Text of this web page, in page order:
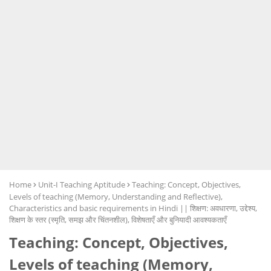
Home Unit-I Teaching Aptitude
Teaching: Concept, Objectives,
Levels of teaching (Memory, Understanding and Reflective),
Characteristics and basic requirements in Hindi || शिक्षण: अवधारणा, उद्देश्य,
शिक्षण के स्तर (स्मृति, समझ और चिंतनशील), विशेषताएँ और बुनियादी आवश्यकताएँ
Teaching: Concept, Objectives,
Levels of teaching (Memory,